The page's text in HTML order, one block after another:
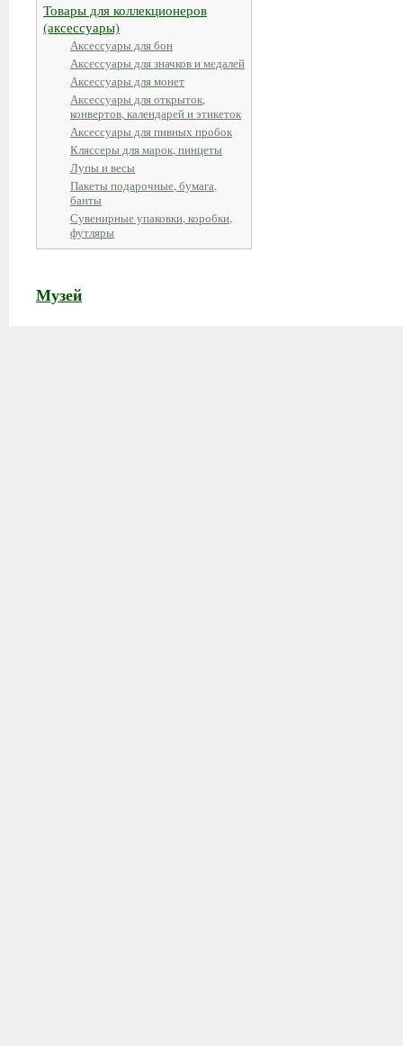
Товары для коллекционеров
(аксессуары)
Аксессуары для бон
Аксессуары для значков и медалей
Аксессуары для монет
Аксессуары для открыток,
конвертов, календарей и этикеток
Аксессуары для пивных пробок
Кляссеры для марок, пинцеты
Лупы и весы
Пакеты подарочные, бумага,
банты
Сувенирные упаковки, коробки,
футляры
Музей